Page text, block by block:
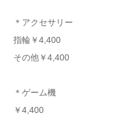
＊アクセサリー
指輪￥4,400
その他￥4,400
＊ゲーム機
￥4,400